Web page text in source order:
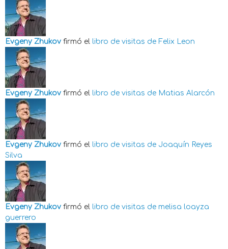
Evgeny Zhukov firmó el libro de visitas de Felix Leon
Evgeny Zhukov firmó el libro de visitas de Matias Alarcón
Evgeny Zhukov firmó el libro de visitas de Joaquín Reyes
Silva
Evgeny Zhukov firmó el libro de visitas de melisa loayza
guerrero